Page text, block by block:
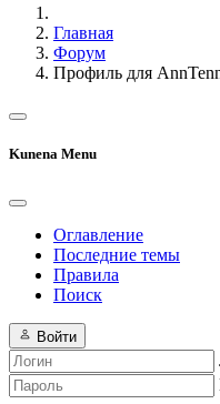
Главная
Форум
Профиль для
Kunena Menu
Оглавление
Последние темы
Правила
Поиск
Войти